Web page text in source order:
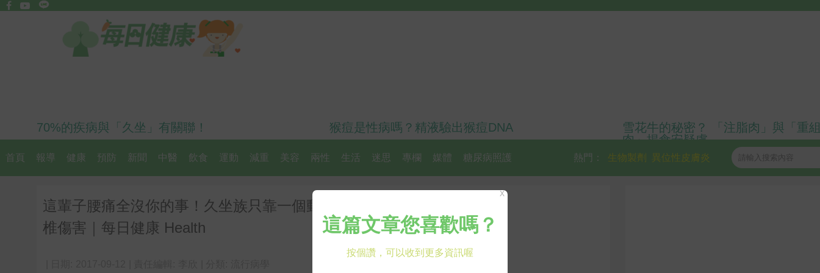
70%的疾病與「久坐」有關聯！ 猴痘是性病嗎？精液驗出猴痘DNA
雪花牛的秘密？ 「注脂肉」與「重
肉」揭食安疑慮
首頁 報導 健康 預防 新聞 中醫 飲食 運動 減重 美容 兩性 生活 迷思 專欄 媒體 糖尿病照護 異位性皮膚炎
生物製劑
熱門：
這輩子腰痛全沒你的事！久坐族只靠一個動作，3分鐘躺著速逆轉腰
椎傷害｜每日健康 Health
X